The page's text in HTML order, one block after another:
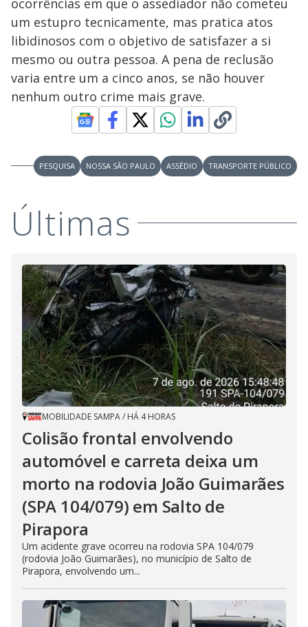
um estupro tecnicamente, mas pratica atos
libidinosos com o objetivo de satisfazer a si
mesmo ou outra pessoa. A pena de reclusão
varia entre um a cinco anos, se não houver
nenhum outro crime mais grave.
PESQUISA NOSSA SÃO PAULO ASSÉDIO TRANSPORTE PÚBLICO
Últimas
MOBILIDADE SAMPA/ HÁ 4 HORAS
Colisão frontal envolvendo
automóvel e carreta deixa um
morto na rodovia João Guimarães
(SPA 104/079) em Salto de
Pirapora
Um acidente grave ocorreu na rodovia SPA 104/079
(rodovia João Guimarães), no município de Salto de
Pirapora, envolvendo um...